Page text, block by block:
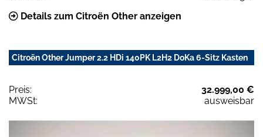
Details zum Citroën Other anzeigen
Citroën Other Jumper 2.2 HDi 140PK L2H2 DoKa 6-Sitz Kasten
Preis:
32.999,00 €
MWSt:
ausweisbar